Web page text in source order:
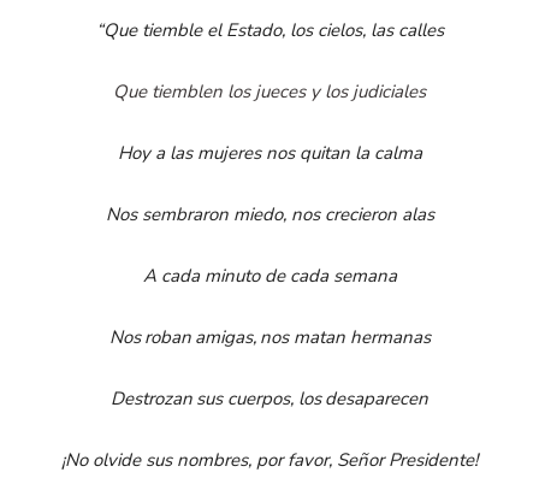
“Que tiemble el Estado, los cielos, las calles
Que tiemblen los jueces y los judiciales
Hoy a las mujeres nos quitan la calma
Nos sembraron miedo, nos crecieron alas
A cada minuto de cada semana
Nosrobanamigas,nos matan hermanas
Destrozan sus cuerpos, losdesaparecen
¡No olvide sus nombres, por favor, Señor Presidente!